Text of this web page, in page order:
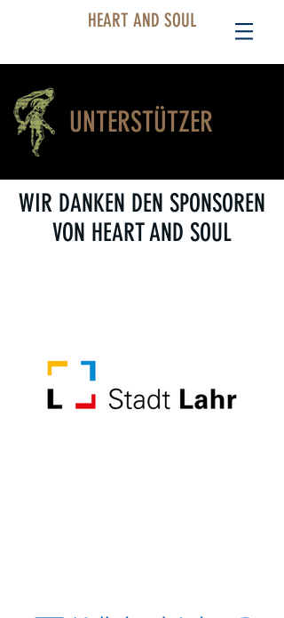
HEART AND SOUL
UNTERSTÜTZER
WIR DANKEN DEN SPONSOREN
VON HEART AND SOUL